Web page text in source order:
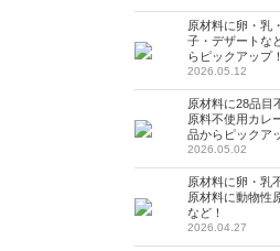
原材料に卵・乳
子・デザートな
らピックアップ！
2026.05.12
原材料に28品目
原料不使用カレ
品からピックア
2026.05.02
原材料に卵・乳
原材料に動物性
など！
2026.04.27